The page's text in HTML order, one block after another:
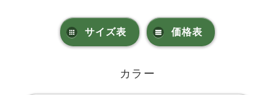
サイズ表 価格表
カラー